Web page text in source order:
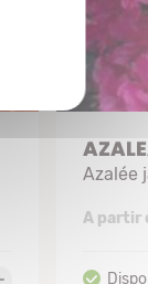
Azalée
A partir